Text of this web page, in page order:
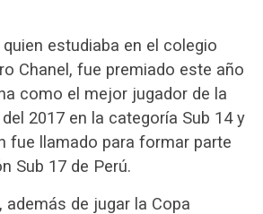
estudiaba en el colegio
Chanel, fue premiado este año
como el mejor jugador de la
2017 en la categoría Sub 14 y
fue llamado para formar parte
Sub 17 de Perú.
además de jugar la Copa